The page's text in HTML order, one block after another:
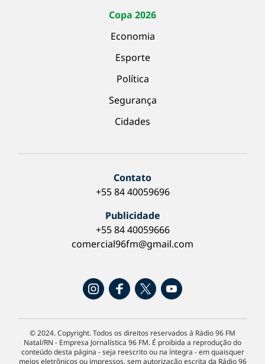
Copa 2026
Economia
Esporte
Política
Segurança
Cidades
Contato
+55 84 40059696
Publicidade
+55 84 40059666
comercial96fm@gmail.com
© 2024. Copyright. Todos os direitos reservados à Rádio 96 FM
Natal/RN - Empresa Jornalística 96 FM. É proibida a reprodução do
conteúdo desta página - seja reescrito ou na íntegra - em quaisquer
meios eletrônicos ou impressos, sem autorização escrita da Rádio 96